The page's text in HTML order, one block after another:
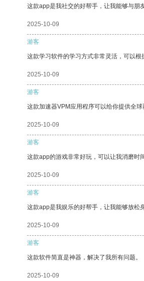
这款app是我社交的好帮手，让我能够与朋
2025-10-09
游客
这款学习软件的学习方式非常灵活，可以根
2025-10-09
游客
这款加速器VPM应用程序可以给你提供全球
2025-10-09
游客
这款app的游戏非常好玩，可以让我消磨时间
2025-10-09
游客
这款app是我娱乐的好帮手，让我能够放松
2025-10-09
游客
这款软件简直是神器，解决了我所有问题。
2025-10-09